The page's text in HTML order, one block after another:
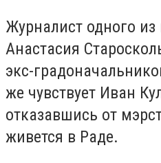
Журналист одного из
Анастасия
экс-
же чувствует Иван
отказавшись от
живется в Раде.